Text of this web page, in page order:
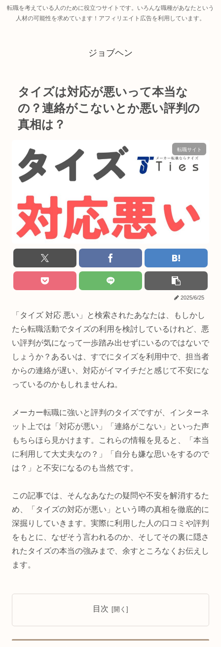
転職を考えている人のために役立つサイトです。いろんな職種があなたという
人材の可能性を求めています！アフィリエイト広告を利用しています。
ジョブヘン
タイズは対応が悪いって本当な
の？連絡がこないとか悪い評判の
真相は？
転職サイト
2025/6/25
「タイズ 対応 悪い」と検索されたあなたは、もしかし
たら転職活動でタイズの利用を検討しているけれど、悪
い評判が気になって一歩踏み出せずにいるのではないで
しょうか？あるいは、すでにタイズを利用中で、担当者
からの連絡が遅い、対応がイマイチだと感じて不安にな
っているのかもしれませんね。
メーカー転職に強いと評判のタイズですが、インターネ
ット上では「対応が悪い」「連絡がこない」といった声
もちらほら見かけます。これらの情報を見ると、「本当
に利用して大丈夫なの？」「自分も嫌な思いをするので
は？」と不安になるのも当然です。
この記事では、そんなあなたの疑問や不安を解消するた
め、「タイズの対応が悪い」という噂の真相を徹底的に
深掘りしていきます。実際に利用した人の口コミや評判
をもとに、なぜそう言われるのか、そしてその裏に隠さ
れたタイズの本当の強みまで、余すところなくお伝えし
ます。
目次